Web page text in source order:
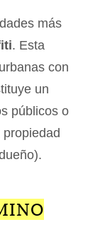
más
. Esta
con
un
públicos o